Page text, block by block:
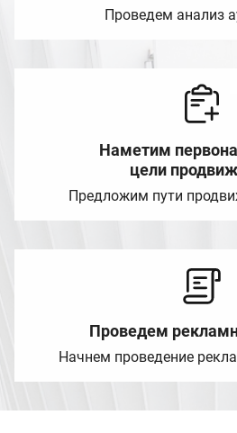
Проведем анализ
Наметим
цели
Предложим пути
Проведем
Начнем проведение